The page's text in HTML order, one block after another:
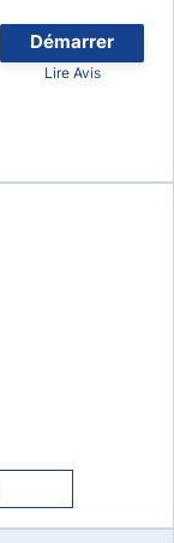
Démarrer
Lire Avis